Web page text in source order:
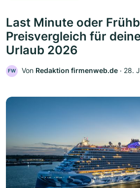
Last Minute oder
Preisvergleich für
Urlaub 2026
FW Von Redaktion firmenweb.de ‧ 28.